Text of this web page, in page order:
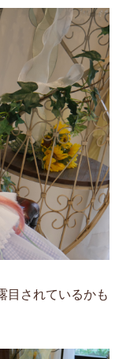
目されているかも